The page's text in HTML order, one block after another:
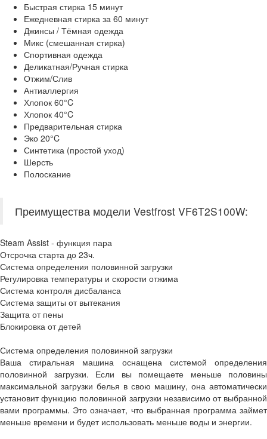
Быстрая стирка 15 минут
Ежедневная стирка за 60 минут
Джинсы / Тёмная одежда
Микс (смешанная стирка)
Спортивная одежда
Деликатная/Ручная стирка
Отжим/Слив
Антиаллергия
Хлопок 60°C
Хлопок 40°C
Предварительная стирка
Эко 20°C
Синтетика (простой уход)
Шерсть
Полоскание
Преимущества модели Vestfrost VF6T2S100W:
Steam Assist - функция пара
Отсрочка старта до 23ч.
Система определения половинной загрузки
Регулировка температуры и скорости отжима
Система контроля дисбаланса
Система защиты от вытекания
Защита от пены
Блокировка от детей
Система определения половинной загрузки
Ваша стиральная машина оснащена системой определения
половинной загрузки. Если вы помещаете меньше половины
максимальной загрузки белья в свою машину, она автоматически
установит функцию половинной загрузки независимо от выбранной
вами программы. Это означает, что выбранная программа займет
меньше времени и будет использовать меньше воды и энергии.